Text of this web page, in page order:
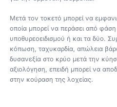
Μετά τον τοκετό μπορεί να
οποία μπορεί να περάσει από φάση
υποθυρεοειδισμού ή και τα δύο.
κόπωση, ταχυκαρδία, απώλεια
δυσανεξία στο κρύο μετά την
αξιολόγηση, επειδή μπορεί να
στην κούραση της λοχείας.